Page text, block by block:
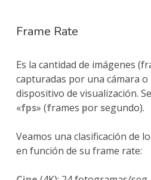
Frame Rate
Es la cantidad de imágenes
capturadas por una cámara
dispositivo de visualización.
«fps» (frames por segundo).
Veamos una clasificación de
en función de su frame rate: